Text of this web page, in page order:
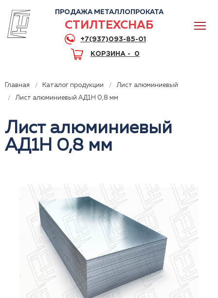
ПРОДАЖА МЕТАЛЛОПРОКАТА
СТИЛТЕХСНАБ
+7(937)093-85-01
КОРЗИНА - 0
Главная Каталог продукции
Лист алюминиевый
Лист алюминиевый АД1Н 0,8 мм
Лист алюминиевый
АД1Н 0,8 мм